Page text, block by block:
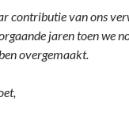
contributie van ons
jaren toen we
overgemaakt.